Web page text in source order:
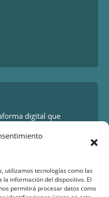
utilizamos tecnologías como las
información del dispositivo. El
permitirá procesar datos como
digital que